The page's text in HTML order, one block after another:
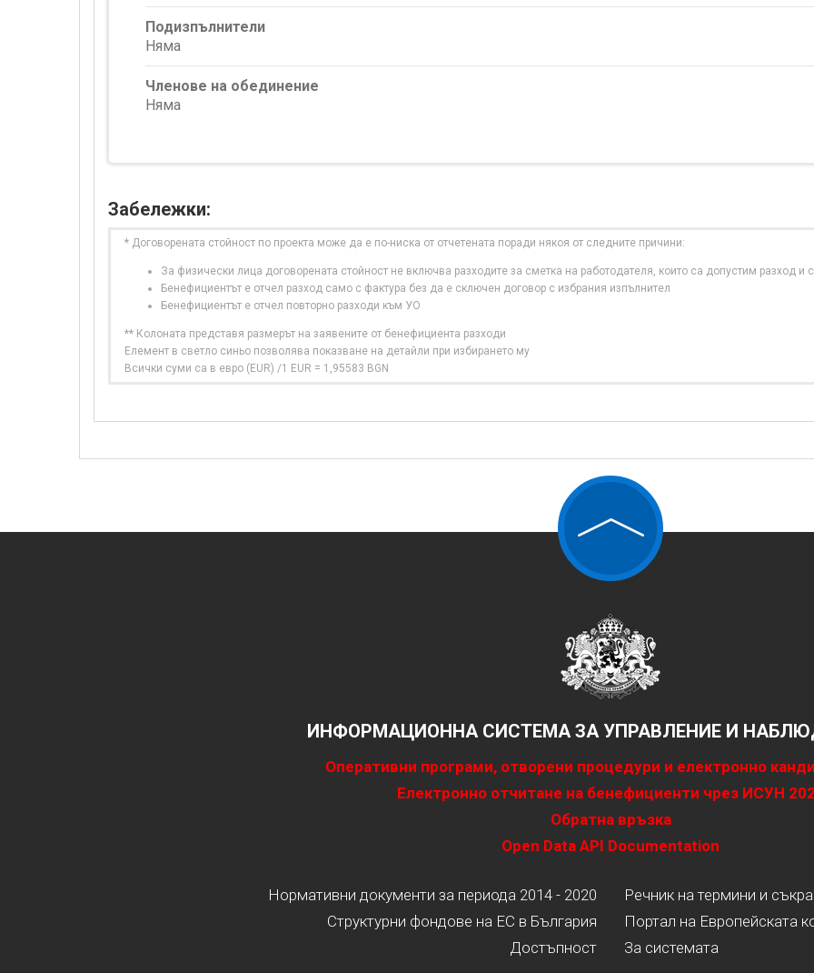
Подизпълнители
Няма
Членове на обединение
Няма
Забележки:
* Договорената стойност по проекта може да е по-ниска от отчетената поради някоя от следните причини:
За физически лица договорената стойност не включва разходите за сметка на работодателя, които са допустим разход и
Бенефициентът е отчел разход само с фактура без да е сключен договор с избрания изпълнител
Бенефициентът е отчел повторно разходи към УО
** Колоната представя размерът на заявените от бенефициента разходи
Елемент в светло синьо позволява показване на детайли при избирането му
Всички суми са в евро (EUR) /1 EUR = 1,95583 BGN
ИНФОРМАЦИОННА СИСТЕМА ЗА УПРАВЛЕНИЕ И
Оперативни програми, отворени процедури и електронно
Електронно отчитане на бенефициенти чрез ИСУН
Обратна връзка
Open Data API Documentation
Нормативни документи за периода 2014 - 2020
Структурни фондове на ЕС в България
Достъпност
Речник на термини и
Портал на Европейската
За системата